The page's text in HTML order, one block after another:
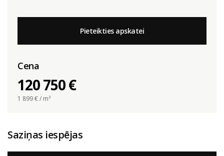
Pieteikties apskatei
Cena
120 750 €
1 899€ / m²
Saziņas iespējas